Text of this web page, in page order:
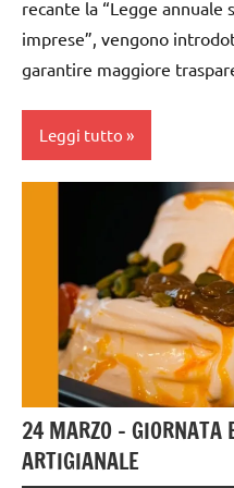
recante la “Legge annuale
imprese”, vengono
garantire maggiore
Leggi tutto
gelatieri
gelato
gelato
artigianale
24 MARZO – GIORNATA
ARTIGIANALE